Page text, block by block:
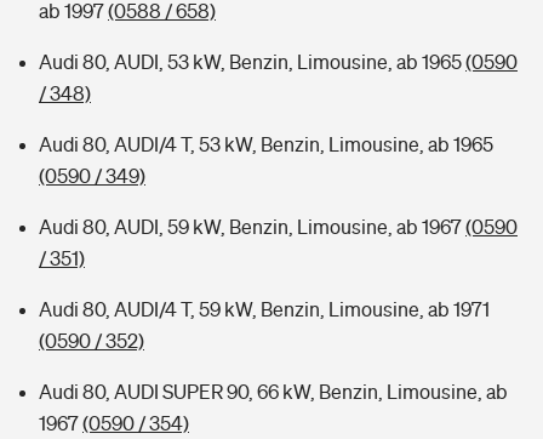
ab 1997(0588 / 658)
Audi 80, AUDI, 53 kW, Benzin, Limousine, ab 1965(0590
/ 348)
Audi 80, AUDI/4 T, 53 kW, Benzin, Limousine, ab 1965
(0590 / 349)
Audi 80, AUDI, 59 kW, Benzin, Limousine, ab 1967(0590
/ 351)
Audi 80, AUDI/4 T, 59 kW, Benzin, Limousine, ab 1971
(0590 / 352)
Audi 80, AUDI SUPER 90, 66 kW, Benzin, Limousine, ab
1967(0590 / 354)